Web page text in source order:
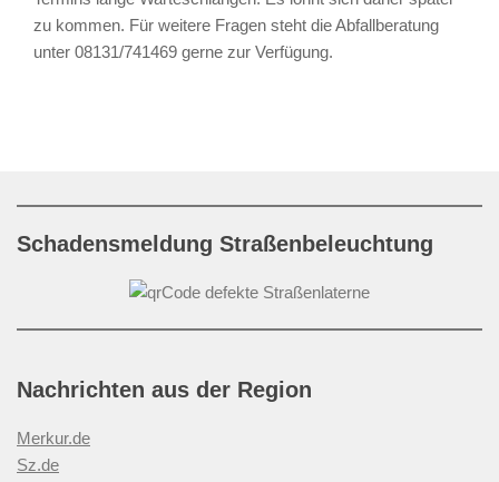
zu kommen. Für weitere Fragen steht die Abfallberatung
unter 08131/741469 gerne zur Verfügung.
Schadensmeldung Straßenbeleuchtung
Nachrichten aus der Region
Merkur.de
Sz.de